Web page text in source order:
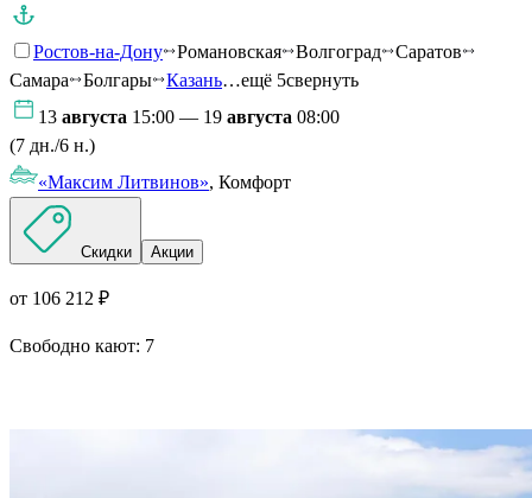
Ростов-на-Дону Романовская Волгоград
Саратов
Самара
Болгары Казань…ещё 5свернуть
13 августа 15:00 — 19 августа 08:00
(7 дн./6 н.)
«Максим Литвинов», Комфорт
Скидки Акции
от 106 212 ₽
Свободно кают: 7